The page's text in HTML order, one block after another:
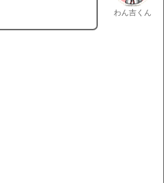
わん吉くん